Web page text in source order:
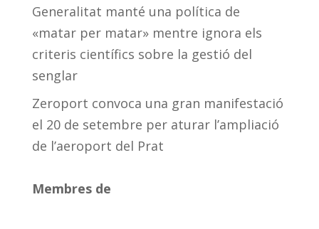
Generalitat manté una política de
«matar per matar» mentre ignora els
criteris científics sobre la gestió del
senglar
Zeroport convoca una gran manifestació
el 20 de setembre per aturar l’ampliació
de l’aeroport del Prat
Membres de